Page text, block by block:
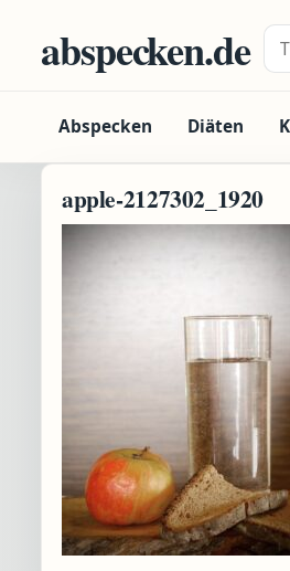
abspecken.de
Abspecken Diäten
apple-2127302_1920